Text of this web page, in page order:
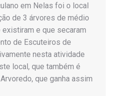
em Nelas foi o local
de 3 árvores de médio
e que secaram
de Escuteiros de
nesta atividade
local, que também é
que ganha assim